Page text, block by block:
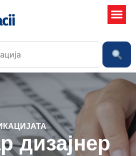
дизајнер